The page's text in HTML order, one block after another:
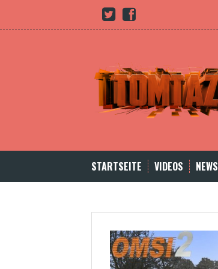
content
Youtube
twitterFacebook
STARTSEITE VIDEOS NEWS